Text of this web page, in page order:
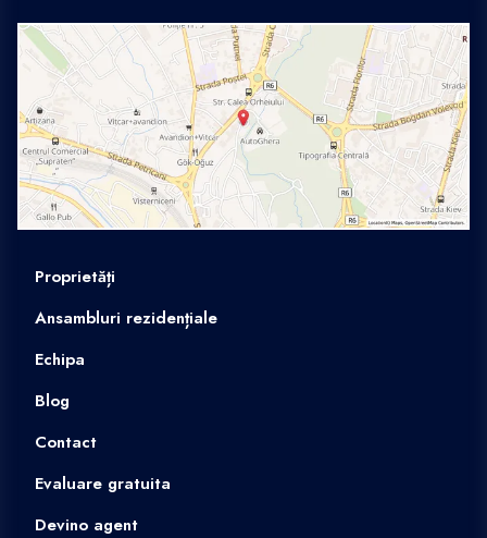
Proprietăți
Ansambluri rezidențiale
Echipa
Blog
Contact
Evaluare gratuita
Devino agent